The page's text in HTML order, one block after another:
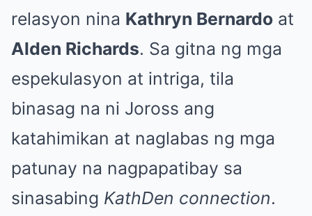
relasyon nina Kathryn Bernardo at
Alden Richards. Sa gitna ng mga
espekulasyon at intriga, tila
binasag na ni Joross ang
katahimikan at naglabas ng mga
patunay na nagpapatibay sa
sinasabing KathDen connection.